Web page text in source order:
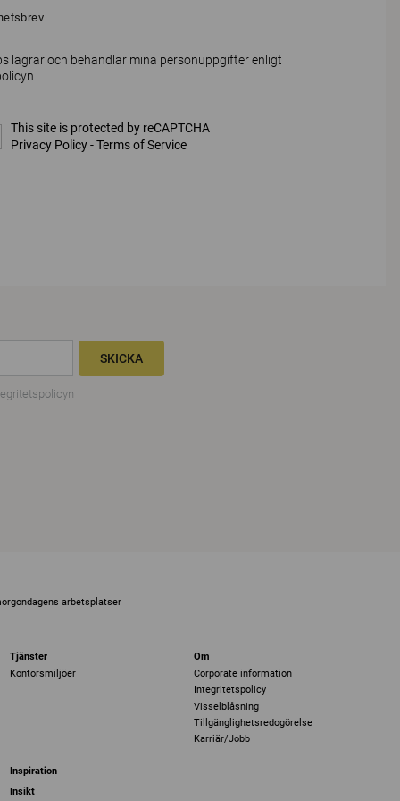
lagrar och behandlar mina personuppgifter enligt
This site is protected by reCAPTCHA
Privacy Policy-Terms of Service
SKICKA
arbetsplatser
Tjänster
Kontorsmiljöer
Om
Corporate information
Integritetspolicy
Visselblåsning
Tillgänglighetsredogörelse
Karriär/Jobb
Inspiration
Insikt